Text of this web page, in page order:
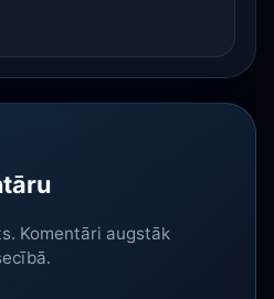
Komentāri augstāk